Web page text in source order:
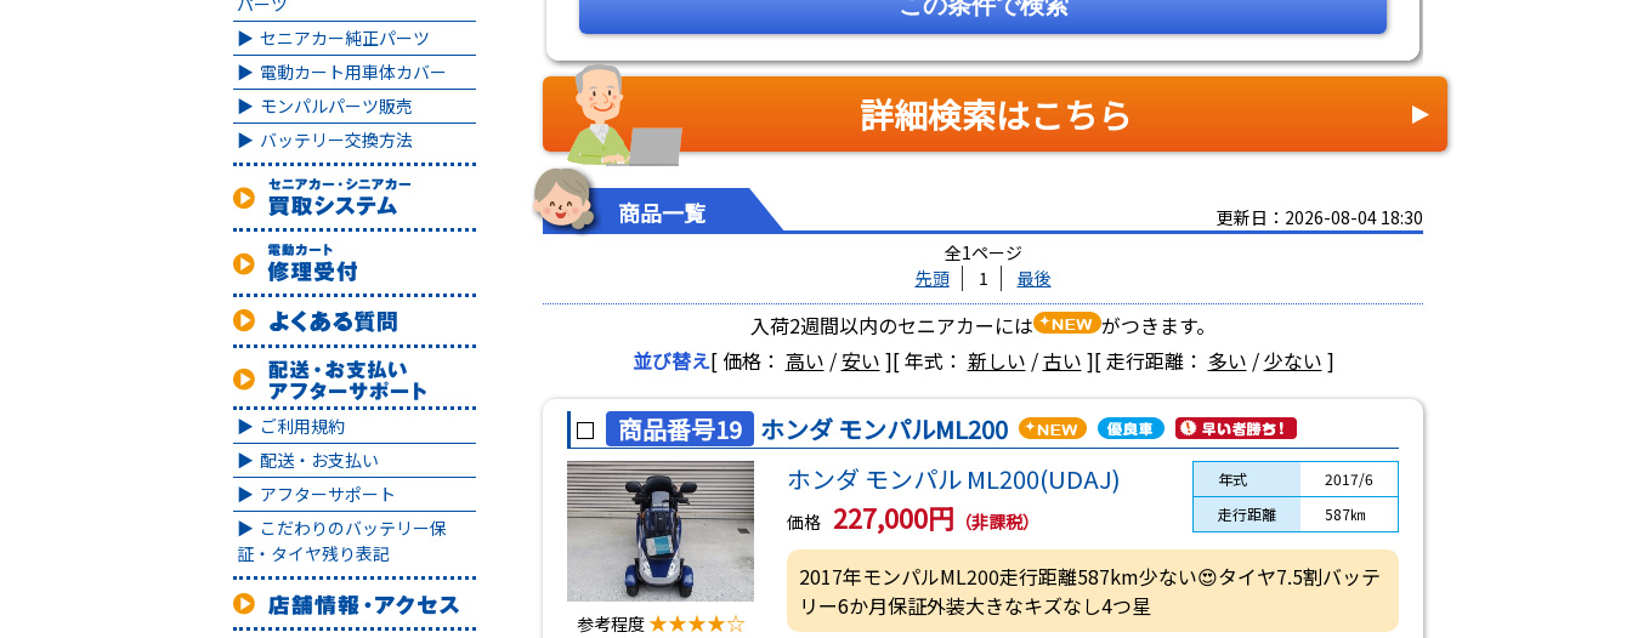
詳細検索はこちら
更新日：2026-08-04 18:30
商品一覧
全1ページ
先頭
1 最後
入荷2週間以内のセニアカーには
がつきます。
並び替え[ 価格： 高い /安い ][ 年式： 新しい /古い ][ 走行距離： 多い /少ない ]
商品番号19 ホンダ モンパルML200
参考程度 ★★★★☆
ホンダ モンパル ML200(UDAJ)
価格 227,000円 （非課税）
年式
2017/6
走行距離
587㎞
2017年モンパルML200走行距離587km少ない😍タイヤ7.5割バッテ
リー6か月保証外装大きなキズなし4つ星
セニアカー純正パーツ
電動カート用車体カバー
モンパルパーツ販売
バッテリー交換方法
ご利用規約
配送・お支払い
アフターサポート
こだわりのバッテリー保
証・タイヤ残り表記